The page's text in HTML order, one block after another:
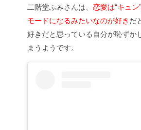
二階堂ふみさんは、 恋愛は“キュ
モードになるみたいなのが好き だ
好きだと思っている自分が恥ずか
まうようです。